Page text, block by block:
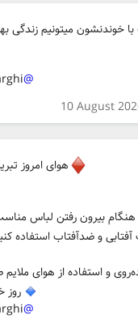
خوندنشون میتونیم زندگی
@azarbaijan_
10 August
هوای امروز
هنگام بیرون رفتن لباس
آفتابی و ضدآفتاب استفاده
و استفاده از هوای
روز
@azarbaijan_